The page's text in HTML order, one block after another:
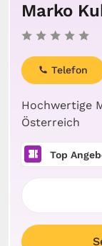
Marko
Hochwertige
Österreich
Telefon
Top